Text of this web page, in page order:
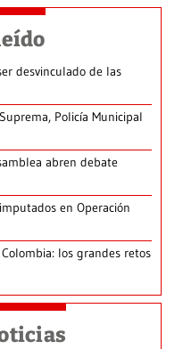
desvinculado de las
Policía Municipal
abren debate
en Operación
los grandes retos